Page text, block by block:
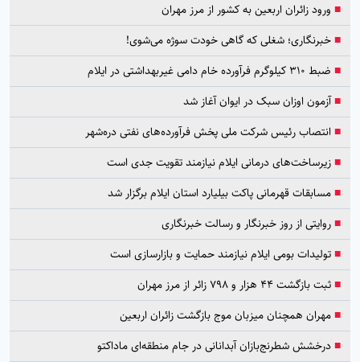
■ ورود زائران اربعین به کشور از مرز مهران
■خبرنگاری؛ شغلی که گاهی خودت سوژه می‌شوی!
■ ضبط ۳۱۰ کیلوگرم فرآورده خام دامی غیربهداشتی در ایلام
■آزمون اوزان سبک در ایوان آغاز شد
■ انتصاب رئیس شرکت ملی پخش فرآورده‌های نفتی دره‌شهر
■زیرساخت‌های درمانی ایلام نیازمند تقویت جدی است
■مسابقات قهرمانی پاکت بیلیارد استان ایلام برگزار شد
■روایتی از روز خبرنگار و رسالت خبرنگاری
■تولیدات بومی ایلام نیازمند حمایت و بازارسازی است
■ثبت بازگشت ۴۴ هزار و ۷۹۸ زائر از مرز مهران
■مهران همچنان میزبان موج بازگشت زائران اربعین
■درخشش شطرنج‌بازان آبدانانی در جام منطقه‌ای ماداکتو